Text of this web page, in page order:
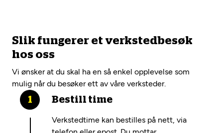
Slik fungerer et verkstedbesøk
hos oss
Vi ønsker at du skal ha en så enkel opplevelse som
mulig når du besøker ett av våre verksteder.
Bestill time
Verkstedtime kan bestilles på nett, via